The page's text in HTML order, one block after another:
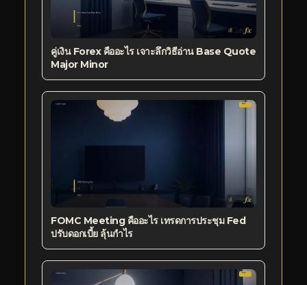
คู่เงิน Forex คืออะไร เจาะลึกวิธีอ่าน Base Quote
Major Minor
FOMC Meeting คืออะไร เทรดการประชุม Fed
ปรับดอกเบี้ย ลุ้นกำไร